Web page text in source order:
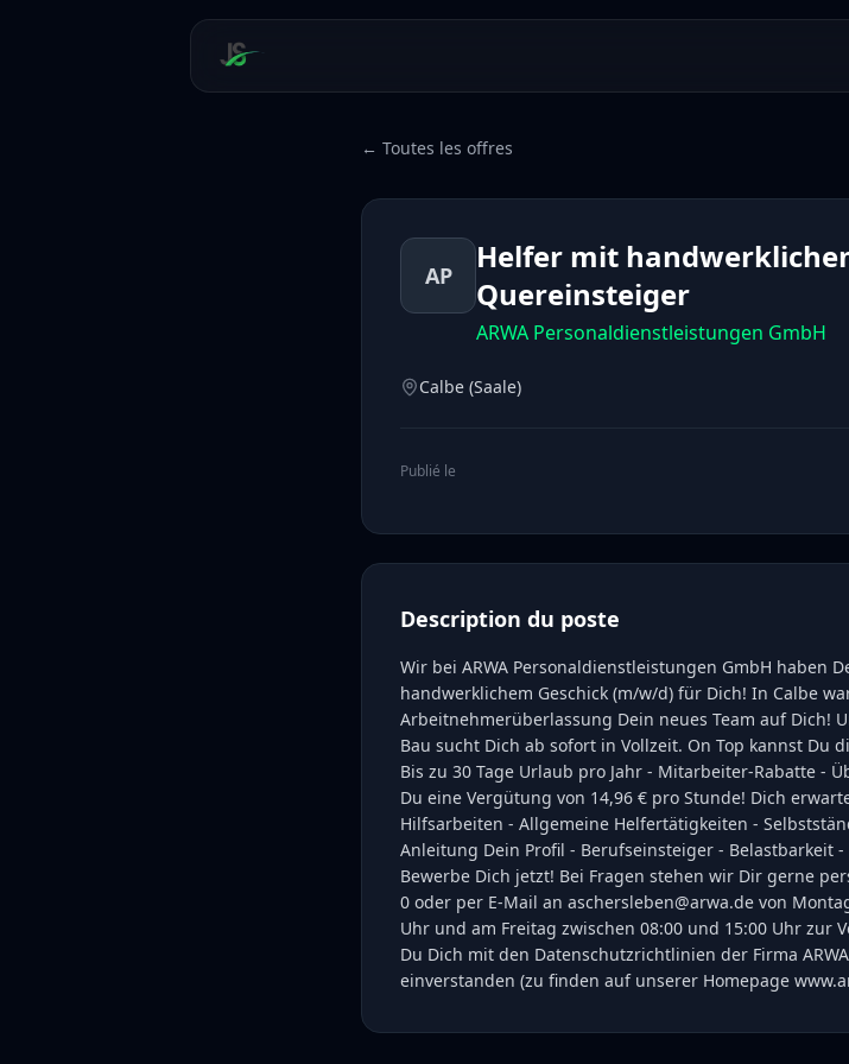
← Toutes les offres
AP
Helfer mit
Quereinsteiger
ARWA Personaldienstleistungen GmbH
Calbe (Saale)
Publié le
Description du poste
Wir bei ARWA Personaldienstleistungen GmbH haben
handwerklichem Geschick (m/w/d) für Dich! In Calbe
Arbeitnehmerüberlassung Dein neues Team auf Dich!
Bau sucht Dich ab sofort in Vollzeit. On Top kannst Du
Bis zu 30 Tage Urlaub pro Jahr - Mitarbeiter-Rabatte -
Du eine Vergütung von 14,96 € pro Stunde! Dich
Hilfsarbeiten - Allgemeine Helfertätigkeiten -
Anleitung Dein Profil - Berufseinsteiger - Belastbarkeit
Bewerbe Dich jetzt! Bei Fragen stehen wir Dir gerne
0 oder per E-Mail an aschersleben@arwa.de von
Uhr und am Freitag zwischen 08:00 und 15:00 Uhr zur
Du Dich mit den Datenschutzrichtlinien der Firma
einverstanden (zu finden auf unserer Homepage